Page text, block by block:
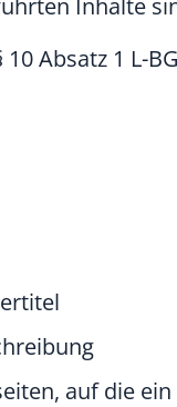
Inhalte
Absatz 1 L-
auf die